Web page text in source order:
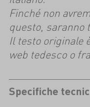
Finché non
questo, saranno
Il testo originale
web tedesco o
Specifiche